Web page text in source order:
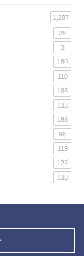
1,287
29
3
180
110
166
133
188
98
119
122
138